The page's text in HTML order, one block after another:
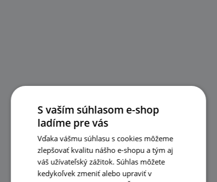
S vaším súhlasom e-shop
ladíme pre vás
Vďaka vášmu súhlasu s cookies môžeme
zlepšovať kvalitu nášho e-shopu a tým aj
váš užívateľský zážitok. Súhlas môžete
kedykoľvek zmeniť alebo upraviť v